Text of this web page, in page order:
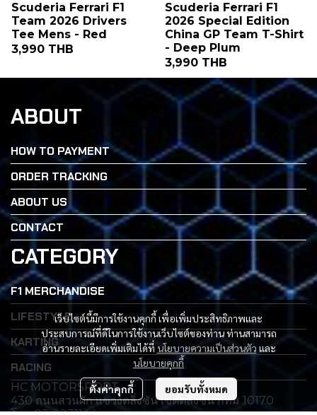
Scuderia Ferrari F1
Team 2026 Drivers
Tee Mens - Red
3,990 THB
Scuderia Ferrari F1
2026 Special Edition
China GP Team T-Shirt
- Deep Plum
3,990 THB
เว็บไซต์นี้มีการใช้งานคุกกี้ เพื่อเพิ่มประสิทธิภาพและ
ประสบการณ์ที่ดีในการใช้งานเว็บไซต์ของท่าน ท่านสามารถ
อ่านรายละเอียดเพิ่มเติมได้ที่นโยบายความเป็นส่วนตัว และ
นโยบายคุกกี้
ตั้งค่าคุกกี้ ยอมรับทั้งหมด
ABOUT
HOW TO PAYMENT
ORDER TRACKING
ABOUT US
CONTACT
CATEGORY
F1 MERCHANDISE
LIFESTYLE
KARTING
RACING
HC MOTORSPORT
430 ถนนสวนผัก เเขวงตลิ่งซัน เขตตลิ่งซั่น กทม 10170